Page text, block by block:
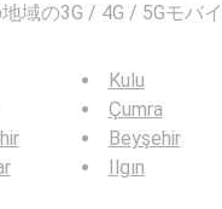
域の3G / 4G / 5Gモバ
Kulu
Çumra
Beyşehir
Ilgın